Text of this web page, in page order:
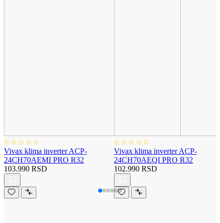
Vivax klima inverter ACP-
24CH70AEMI PRO R32
103.990 RSD
Vivax klima inverter ACP-
24CH70AEQI PRO R32
102.990 RSD